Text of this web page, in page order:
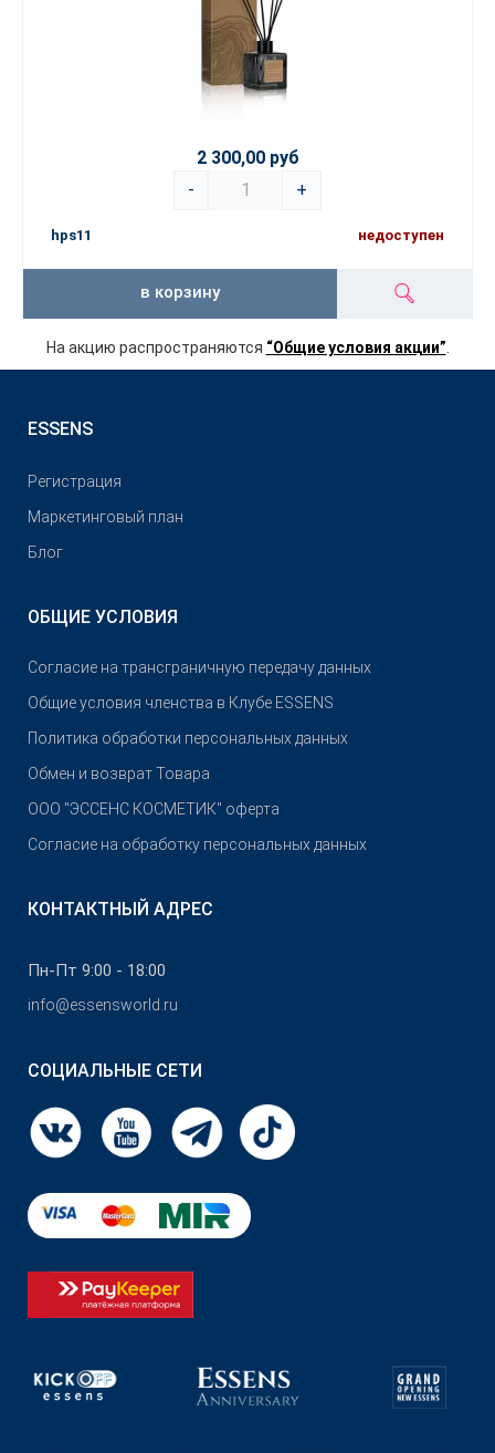
2 300,00 руб
-
+
hps11 недоступен
в корзину
На акцию распространяются “Общие условия акции”.
ESSENS
Pегистрация
Маркетинговый план
Блог
ОБЩИЕ УСЛОВИЯ
Согласие на трансграничную передачу данных
Общие условия членства в Клубе ESSENS
Политика обработки персональных данных
Обмен и возврат Товара
OOO "ЭССЕНС КОСМЕТИК" оферта
Согласие на обработку персональных данных
КОНТАКТНЫЙ АДРЕС
Пн-Пт 9:00 - 18:00
info@essensworld.ru
СОЦИАЛЬНЫЕ СЕТИ